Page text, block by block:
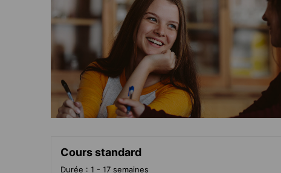
Cours standard
Durée : 1 - 17 semaines